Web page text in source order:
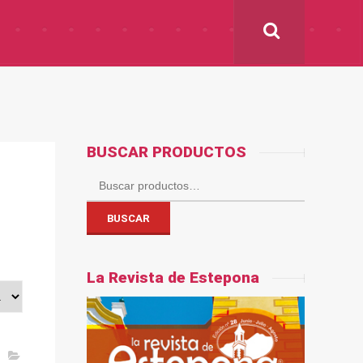
BUSCAR PRODUCTOS
Buscar
BUSCAR
La Revista de Estepona